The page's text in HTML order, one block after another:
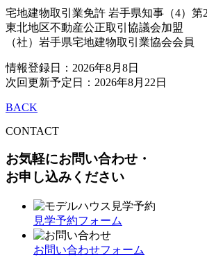
宅地建物取引業免許 岩手県知事（4）第
東北地区不動産公正取引協議会加盟
（社）岩手県宅地建物取引業協会会員
情報登録日：2026年8月8日
次回更新予定日：2026年8月22日
BACK
CONTACT
お気軽にお問い合わせ・
お申し込みください
見学予約フォーム
お問い合わせフォーム